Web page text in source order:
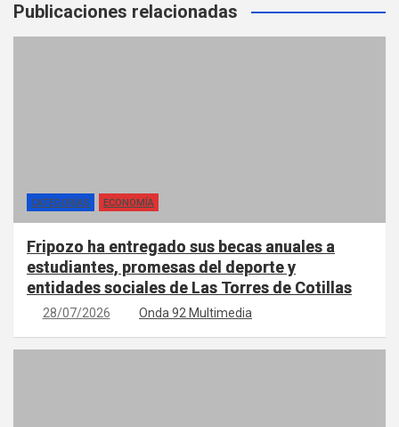
Publicaciones relacionadas
CATEGORÍAS ECONOMÍA
Fripozo ha entregado sus becas anuales a
estudiantes, promesas del deporte y
entidades sociales de Las Torres de Cotillas
28/07/2026 Onda 92 Multimedia